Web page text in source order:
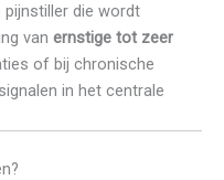
die wordt
van ernstige tot zeer
of bij chronische
in het centrale